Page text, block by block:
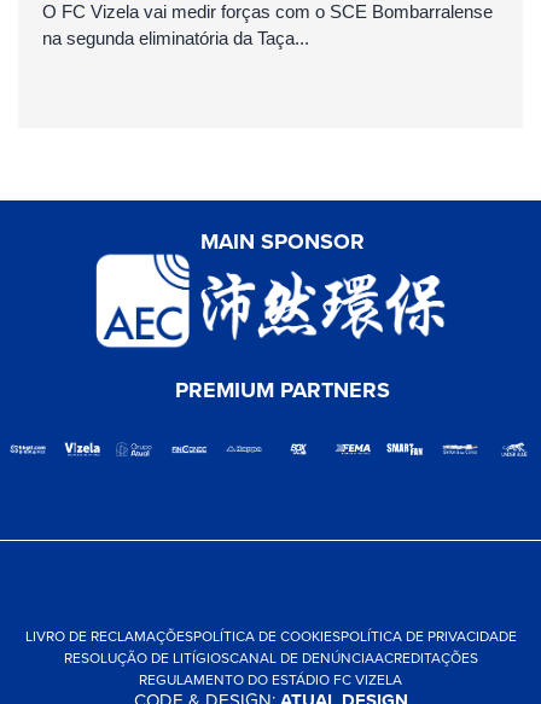
O FC Vizela vai medir forças com o SCE Bombarralense
na segunda eliminatória da Taça...
MAIN SPONSOR
PREMIUM PARTNERS
LIVRO DE RECLAMAÇÕESPOLÍTICA DE COOKIESPOLÍTICA DE PRIVACIDADE
RESOLUÇÃO DE LITÍGIOSCANAL DE DENÚNCIAACREDITAÇÕES
REGULAMENTO DO ESTÁDIO FC VIZELA